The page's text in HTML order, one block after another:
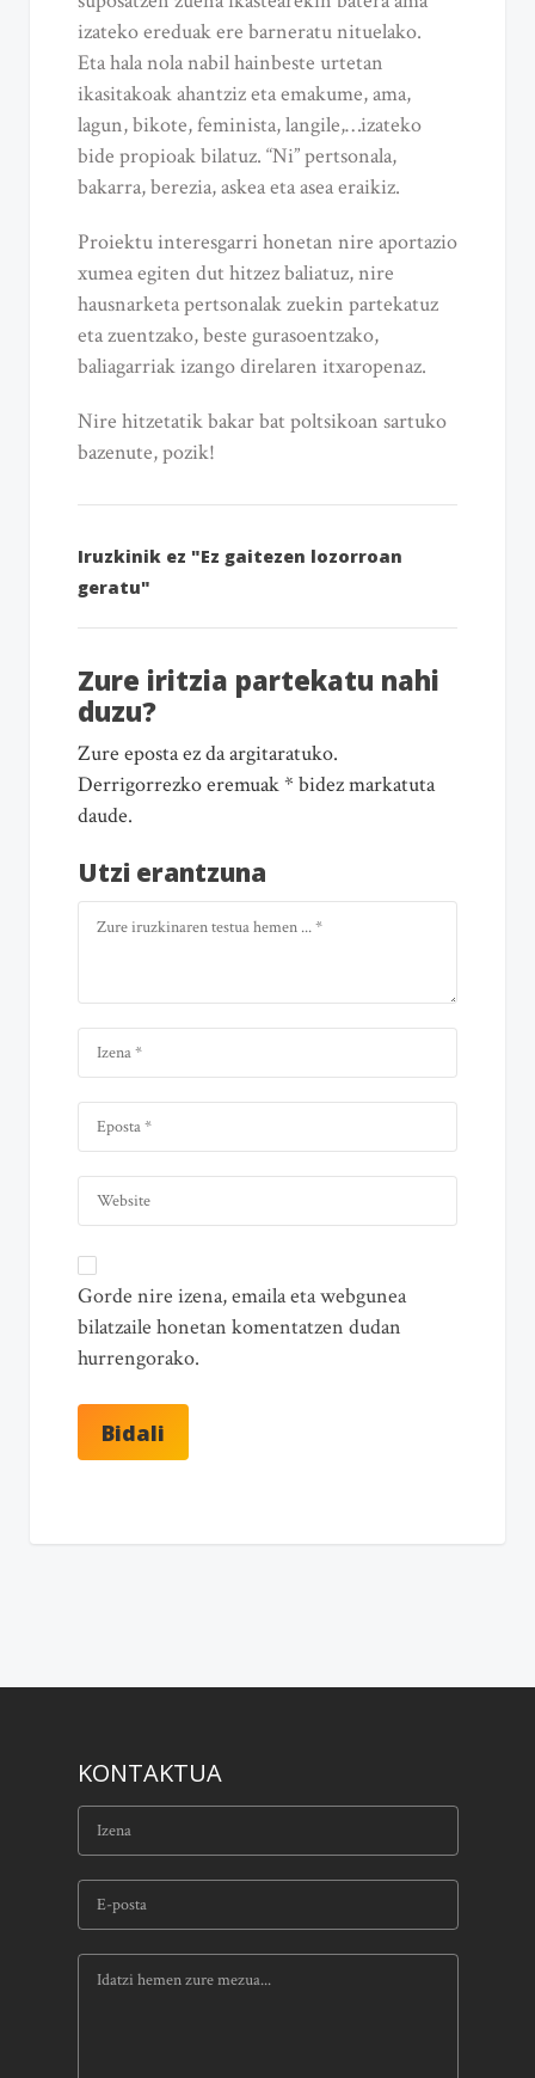
izateko ereduak ere barneratu nituelako.
Eta hala nola nabil hainbeste urtetan
ikasitakoak ahantziz eta emakume, ama,
lagun, bikote, feminista, langile,…izateko
bide propioak bilatuz. “Ni” pertsonala,
bakarra, berezia, askea eta asea eraikiz.
Proiektu interesgarri honetan nire aportazio
xumea egiten dut hitzez baliatuz, nire
hausnarketa pertsonalak zuekin partekatuz
eta zuentzako, beste gurasoentzako,
baliagarriak izango direlaren itxaropenaz.
Nire hitzetatik bakar bat poltsikoan sartuko
bazenute, pozik!
Iruzkinik ez "Ez gaitezen lozorroan
geratu"
Zure iritzia partekatu nahi
duzu?
Zure eposta ez da argitaratuko.
Derrigorrezko eremuak * bidez markatuta
daude.
Utzi erantzuna
Gorde nire izena, emaila eta webgunea
bilatzaile honetan komentatzen dudan
hurrengorako.
KONTAKTUA